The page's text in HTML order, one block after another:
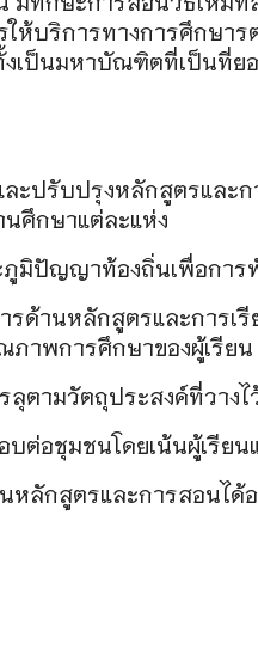
บริการทางการศึกษา
เป็นมหาบัณฑิตที่เป็นที่
ะปรับปรุงหลักสูตรและ
ศึกษาแต่ละแห่ง
ภูมิปัญญาท้องถิ่นเพื่อกา
ด้านหลักสูตรและการ
าพการศึกษาของผู้เรียน
ลุตามวัตถุประสงค์ที่วางไ
ต่อชุมชนโดยเน้นผู้เรีย
ลักสูตรและการสอนได้